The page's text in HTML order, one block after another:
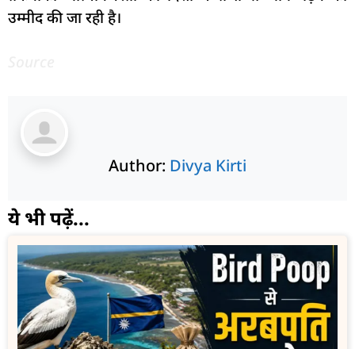
उम्मीद की जा रही है।
Author: Divya Kirti
ये भी पढ़ें...